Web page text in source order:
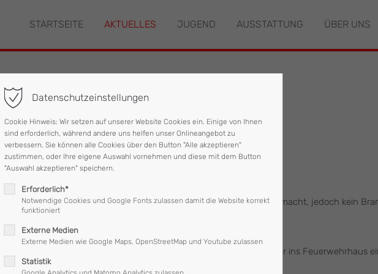
col2" existiert
Der Eintrag "offcanvas-col3" existiert
Der
STARTSEITE AKTUELLES JUGEND AUSSTATTUNG ÜBER UNS
am Montag, dem 22 Februar um 20:37 Uhr alarmiert.
auf verschiedenen Linien gleichzeitig Alarm aus.
alle auslösenden Melder mittels Brandschutzplan ausfindig gemacht, jedoch kein
und drei Fahrzeugen im Einsatz war, nach ca. 40 Minuten wieder ins Feuerwehrhaus
Datenschutzeinstellungen
Cookie Hinweis: Wir setzen auf unserer Website Cookies ein. Einige von Ihnen
sind erforderlich, während andere uns helfen unser Onlineangebot zu
verbessern. Sie können alle Cookies über den Button "Alle akzeptieren"
zustimmen, oder Ihre eigene Auswahl vornehmen und diese mit dem Button
"Auswahl akzeptieren" speichern.
Erforderlich*
Notwendige Cookies und Google Fonts zulassen damit die Website korrekt
funktioniert
Externe Medien
Externe Medien wie Google Maps, OpenStreetMap und Youtube zulassen
Statistik